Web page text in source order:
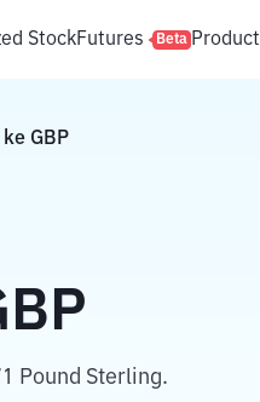
StockFutures Beta Product
ke GBP
Pound Sterling.